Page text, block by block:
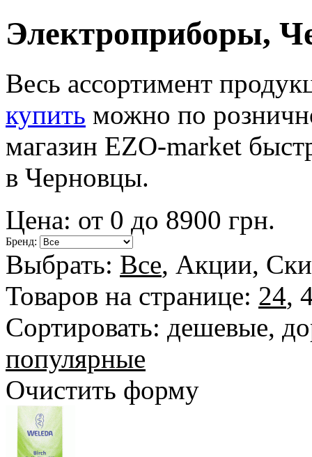
Электроприборы,
Весь ассортимент
купить можно по
магазин EZO-market
в Черновцы.
Цена: от 0 до 8900 грн.
Бренд:
Выбрать: Все, Акции,
Товаров на странице: 24,
Сортировать: дешевые,
популярные
Очистить форму